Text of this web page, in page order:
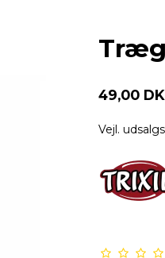
49,00
Vejl.